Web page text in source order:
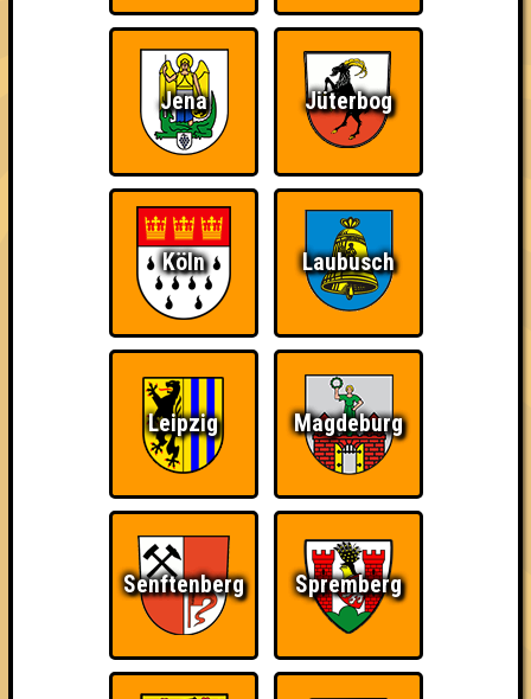
Ich suche Gegner,
Knapp daneben!
Wiederzehn macht
Freude
Quizveteran
Wir sind immer bei
Nerven aus Stahl
The Amount of
damn high
Ich war da, vor 3000
Da-Da Da! Da-Da Da!
Jena Jüterbog
Köln Laubusch
Leipzig Magdeburg
Senftenberg Spremberg